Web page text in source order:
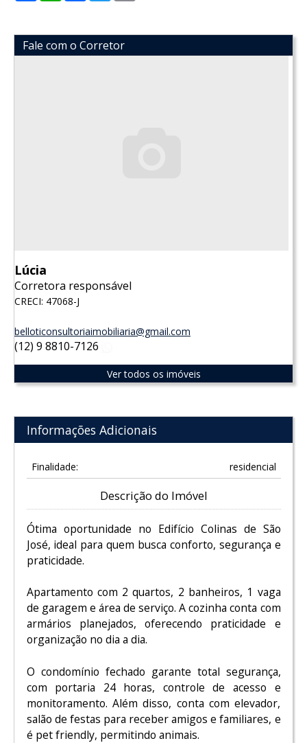
Fale com o Corretor
Lúcia
Corretora responsável
CRECI: 47068-J
belloticonsultoriaimobiliaria@gmail.com
(12) 9 8810-7126
Ver todos os imóveis
Informações Adicionais
Finalidade: residencial
Descrição do Imóvel
Ótima oportunidade no Edifício Colinas de São
José, ideal para quem busca conforto, segurança e
praticidade.
Apartamento com 2 quartos, 2 banheiros, 1 vaga
de garagem e área de serviço. A cozinha conta com
armários planejados, oferecendo praticidade e
organização no dia a dia.
O condomínio fechado garante total segurança,
com portaria 24 horas, controle de acesso e
monitoramento. Além disso, conta com elevador,
salão de festas para receber amigos e familiares, e
é pet friendly, permitindo animais.